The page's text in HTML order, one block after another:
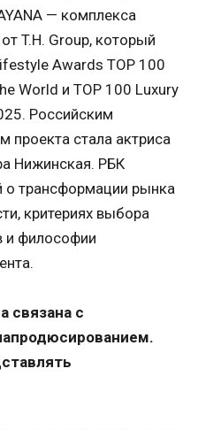
— комплекса
T.H. Group, который
Awards TOP 100
World и TOP 100 Luxury
Российским
проекта стала актриса
Нижинская. РБК
о трансформации рынка
критериях выбора
и философии
связана с